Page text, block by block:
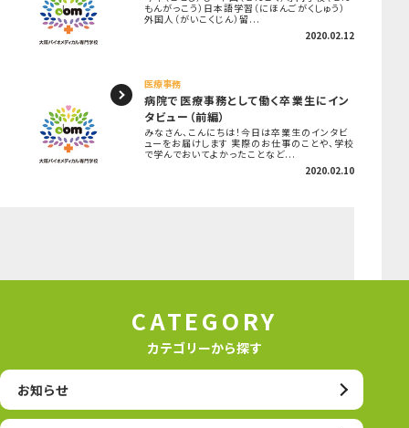
もんがっこう）日本語学習（にほんごがくしゅう）
外国人（がいこくじん）留...
2020.02.12
医療事務
病院で医療事務として働く卒業生にイン
タビュー（前編）
みなさん、こんにちは！今日は卒業生のインタビ
ューをお届けします 実際のお仕事のことや、学校
で学んでおいてよかったことなど...
2020.02.10
CATEGORY
カテゴリーから探す
お知らせ